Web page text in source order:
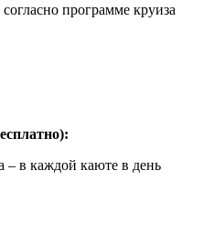
программе круиза
– в каждой каюте в день